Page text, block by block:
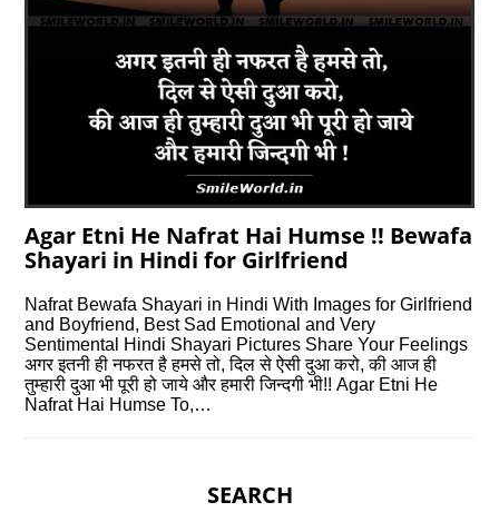
Agar Etni He Nafrat Hai Humse !! Bewafa
Shayari in Hindi for Girlfriend
Nafrat Bewafa Shayari in Hindi With Images for Girlfriend
and Boyfriend, Best Sad Emotional and Very
Sentimental Hindi Shayari Pictures Share Your Feelings
अगर इतनी ही नफरत है हमसे तो, दिल से ऐसी दुआ करो, की आज ही
तुम्हारी दुआ भी पूरी हो जाये और हमारी जिन्दगी भी!! Agar Etni He
Nafrat Hai Humse To,…
SEARCH